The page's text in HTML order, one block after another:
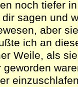
noch tiefer
sagen und
aber
ich an
Weile, als
geworden